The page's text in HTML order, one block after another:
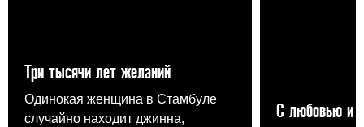
Три тысячи лет желаний
Одинокая женщина в Стамбуле
случайно находит джинна,
С любовью и